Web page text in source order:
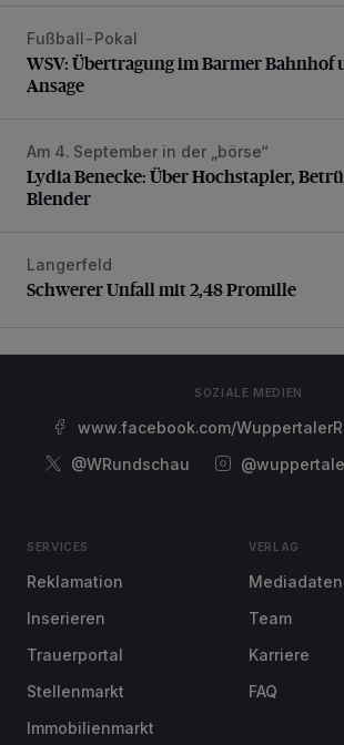
WSV: Übertragung im Barmer Bahnhof
Fußball-Pokal
WSV: Übertragung im Barmer Bahnhof
Ansage
Lydia Benecke: Über Hochstapler,
Am 4. September in der „börse“
Lydia Benecke: Über Hochstapler,
Blender
Schwerer Unfall mit 2,48 Promille
Langerfeld
Schwerer Unfall mit 2,48 Promille
SOZIALE MEDIEN
www.facebook.com/
@WRundschau
SERVICES
Reklamation
Inserieren
Trauerportal
Stellenmarkt
Immobilienmarkt
VERLAG
Mediadaten
Team
Karriere
FAQ